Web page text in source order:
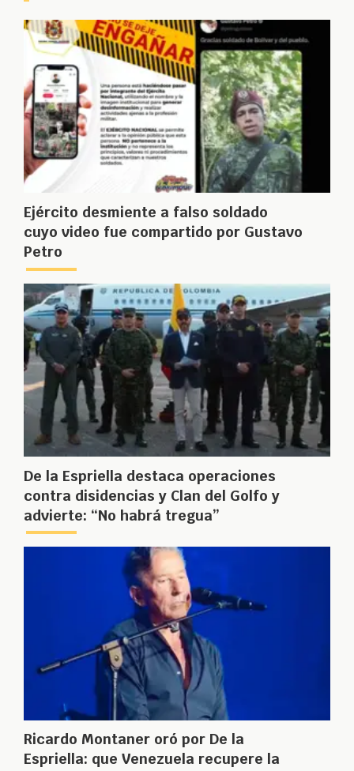
Ejército desmiente a falso soldado
cuyo video fue compartido por Gustavo
Petro
De la Espriella destaca operaciones
contra disidencias y Clan del Golfo y
advierte: “No habrá tregua”
Ricardo Montaner oró por De la
Espriella: que Venezuela recupere la